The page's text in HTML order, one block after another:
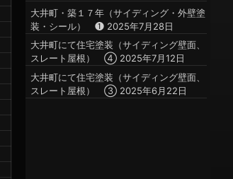
大井町・築１７年（サイディング・外壁塗
装・シール） ❶ 2025年7月28日
大井町にて住宅塗装（サイディング壁面、
スレート屋根） ④ 2025年7月12日
大井町にて住宅塗装（サイディング壁面、
スレート屋根） ③ 2025年6月22日